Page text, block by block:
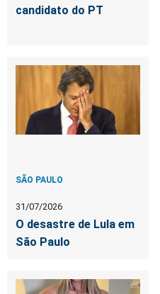
candidato do PT
SÃO PAULO
31/07/2026
O desastre de Lula em
São Paulo